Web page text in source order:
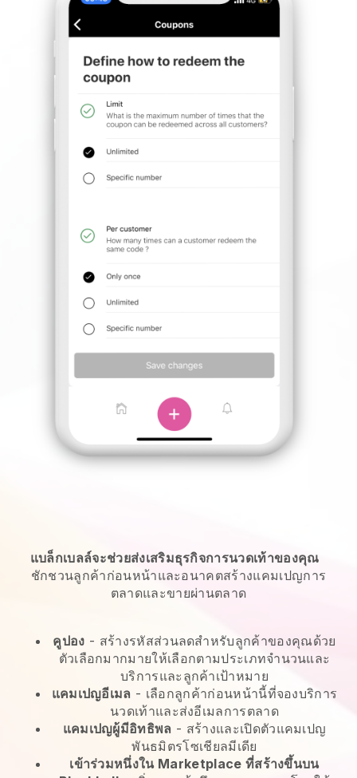
แบล็กเบลล์จะช่วยส่งเสริมธุรกิจการนวดเท้าของคุณ
ชักชวนลูกค้าก่อนหน้าและอนาคตสร้างแคมเปญการ
ตลาดและขายผ่านตลาด
คูปอง - สร้างรหัสส่วนลดสำหรับลูกค้าของคุณด้วย
ตัวเลือกมากมายให้เลือกตามประเภทจำนวนและ
บริการและลูกค้าเป้าหมาย
แคมเปญอีเมล - เลือกลูกค้าก่อนหน้านี้ที่จองบริการ
นวดเท้าและส่งอีเมลการตลาด
แคมเปญผู้มีอิทธิพล - สร้างและเปิดตัวแคมเปญ
พันธมิตรโซเชียลมีเดีย
เข้าร่วมหนึ่งใน Marketplace ที่สร้างขึ้นบน